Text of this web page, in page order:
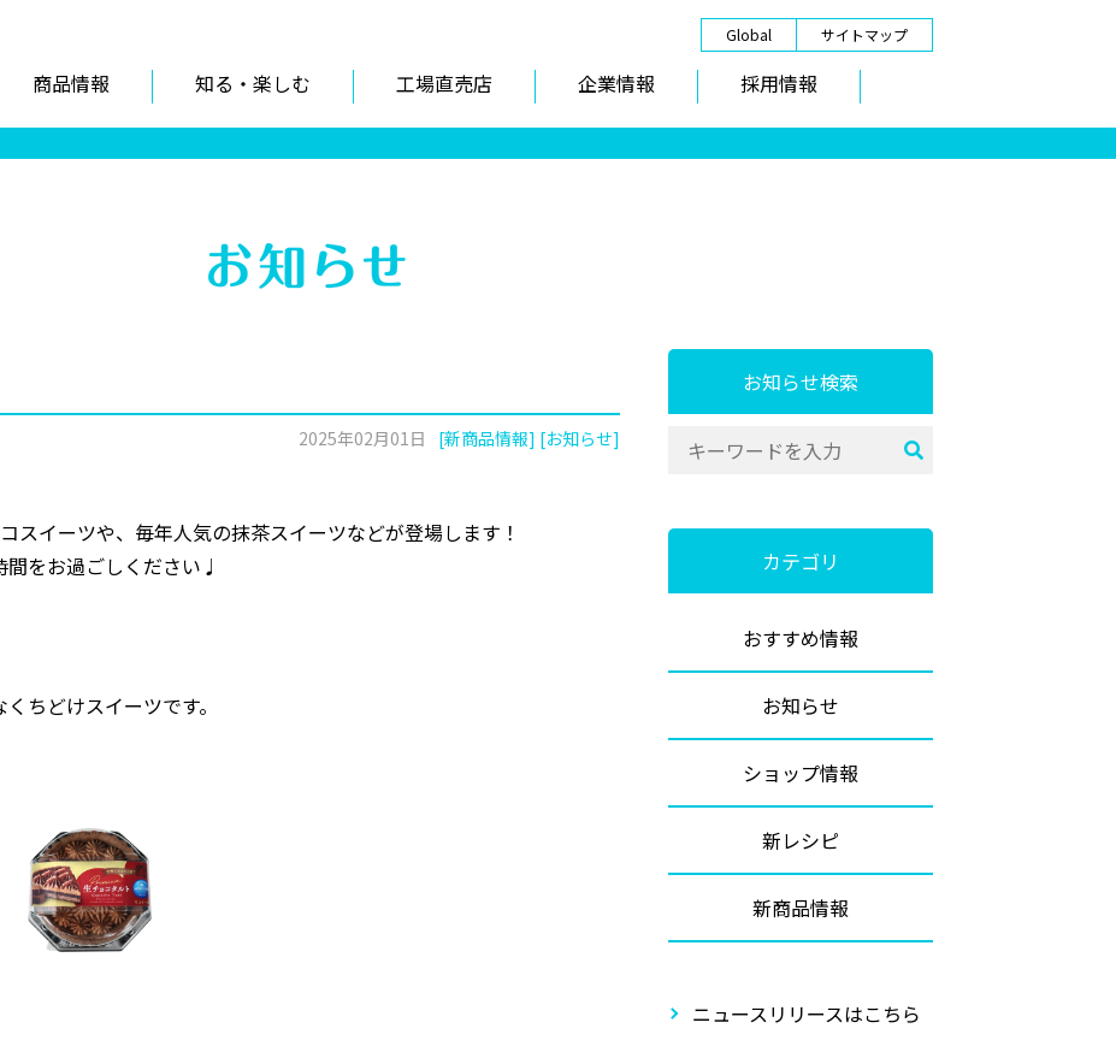
Global サイトマップ
商品情報 知る・楽しむ 工場直売店 企業情報 採用情報
2025年02月01日 [新商品情報] [お知らせ]
スイーツや、毎年人気の抹茶スイーツなどが登場します！
をお過ごしください♩
ちどけスイーツです。
お知らせ検索
カテゴリ
おすすめ情報
お知らせ
ショップ情報
新レシピ
新商品情報
ニュースリリースはこちら